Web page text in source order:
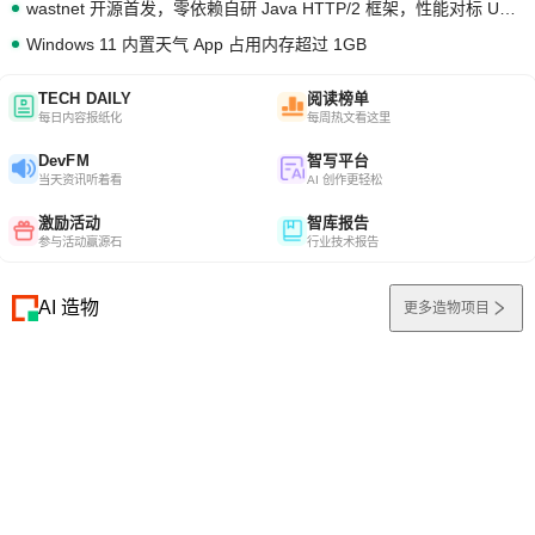
Windows 11 内置天气 App 占用内存超过 1GB
TECH DAILY
每日内容报纸化
阅读榜单
每周热文看这里
DevFM
当天资讯听着看
智写平台
AI 创作更轻松
激励活动
参与活动赢源石
智库报告
行业技术报告
AI 造物 更多造物项目